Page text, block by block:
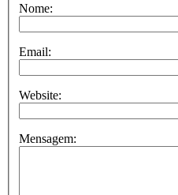
Nome:
Email:
Website:
Mensagem: